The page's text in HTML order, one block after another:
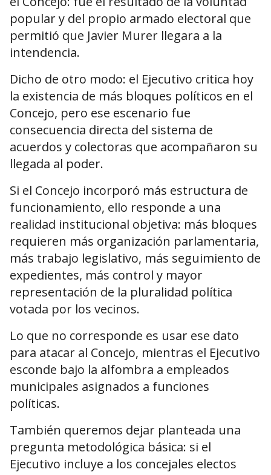
popular y del propio armado electoral que
permitió que Javier Murer llegara a la
intendencia.
Dicho de otro modo: el Ejecutivo critica hoy
la existencia de más bloques políticos en el
Concejo, pero ese escenario fue
consecuencia directa del sistema de
acuerdos y colectoras que acompañaron su
llegada al poder.
Si el Concejo incorporó más estructura de
funcionamiento, ello responde a una
realidad institucional objetiva: más bloques
requieren más organización parlamentaria,
más trabajo legislativo, más seguimiento de
expedientes, más control y mayor
representación de la pluralidad política
votada por los vecinos.
Lo que no corresponde es usar ese dato
para atacar al Concejo, mientras el Ejecutivo
esconde bajo la alfombra a empleados
municipales asignados a funciones
políticas.
También queremos dejar planteada una
pregunta metodológica básica: si el
Ejecutivo incluye a los concejales electos